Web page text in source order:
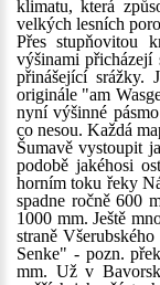
klimatu, která
velkých lesních
Přes stupňovitou
výšinami přicházejí
přinášející srážky.
originále "am
nyní výšinné
co nesou. Každá
Šumavě vystoupit
podobě jakéhosi
horním toku řeky
spadne ročně 600
1000 mm. Ještě
straně
Senke" - pozn.
mm. Už v